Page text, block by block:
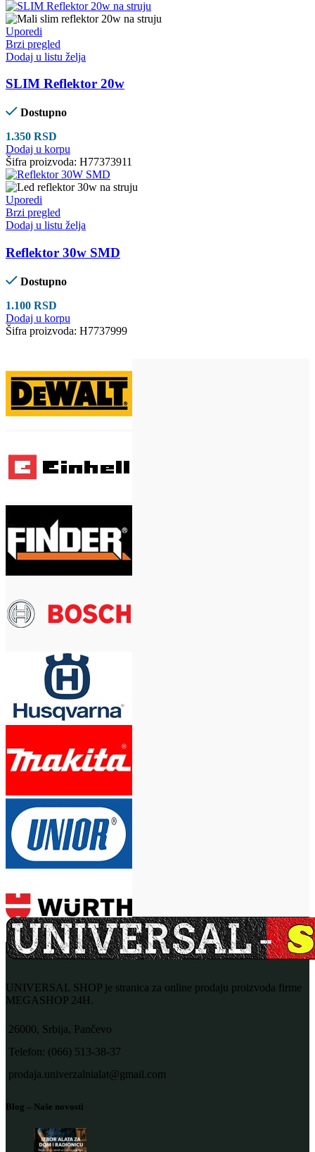
Uporedi
Brzi pregled
Dodaj u listu želja
SLIM Reflektor 20w
Dostupno
1.350 RSD
Dodaj u korpu
Šifra proizvoda: H77373911
Uporedi
Brzi pregled
Dodaj u listu želja
Reflektor 30w SMD
Dostupno
1.100 RSD
Dodaj u korpu
Šifra proizvoda: H7737999
UNIVERSAL SHOP je stranica za online prodaju proizvoda firme
MEGASHOP 24H.
26000, Srbija, Pančevo
Telefon: (066) 513-38-37
prodaja.univerzalnialat@gmail.com
Blog – Naše novosti